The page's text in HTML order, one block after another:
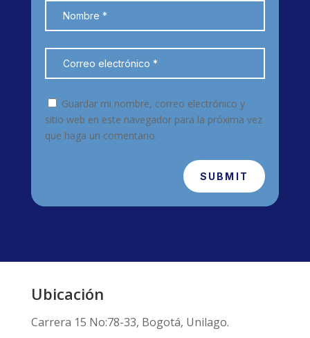
Guardar mi nombre, correo electrónico y
sitio web en este navegador para la próxima vez
que haga un comentario.
SUBMIT
Ubicación
Carrera 15 No:78-33, Bogotá, Unilago.